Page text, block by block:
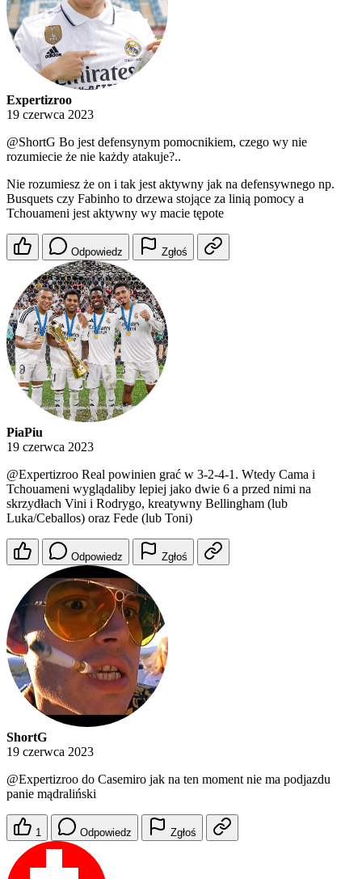
Expertizroo
19 czerwca 2023
@ShortG Bo jest defensynym pomocnikiem, czego wy nie
rozumiecie że nie każdy atakuje?..
Nie rozumiesz że on i tak jest aktywny jak na defensywnego np.
Busquets czy Fabinho to drzewa stojące za linią pomocy a
Tchouameni jest aktywny wy macie tępote
Odpowiedz Zgłoś
PiaPiu
19 czerwca 2023
@Expertizroo Real powinien grać w 3-2-4-1. Wtedy Cama i
Tchouameni wyglądaliby lepiej jako dwie 6 a przed nimi na
skrzydłach Vini i Rodrygo, kreatywny Bellingham (lub
Luka/Ceballos) oraz Fede (lub Toni)
Odpowiedz Zgłoś
ShortG
19 czerwca 2023
@Expertizroo do Casemiro jak na ten moment nie ma podjazdu
panie mądraliński
1 Odpowiedz Zgłoś